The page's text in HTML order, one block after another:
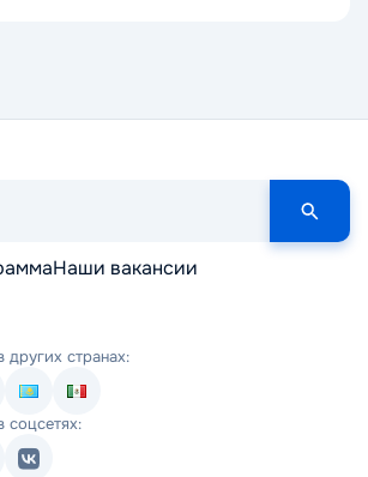
Наши вакансии
других странах:
соцсетях: